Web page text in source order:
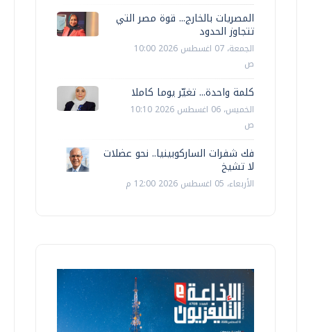
المصريات بالخارج... قوة مصر التي
تتجاوز الحدود
الجمعة، 07 اغسطس 2026 10:00
ص
كلمة واحدة... تغيّر يوما كاملا
الخميس، 06 اغسطس 2026 10:10
ص
فك شفرات الساركوبينيا.. نحو عضلات
لا تشيخ
الأربعاء، 05 اغسطس 2026 12:00 م